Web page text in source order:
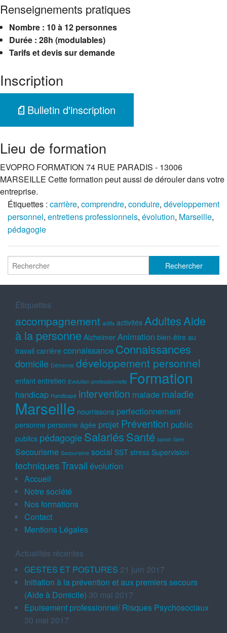
Renseignements pratiques
Nombre : 10 à 12 personnes
Durée : 28h (modulables)
Tarifs et devis sur demande
Inscription
Bulletin d'inscription
Lieu de formation
EVOPRO FORMATION 74 RUE PARADIS - 13006
MARSEILLE Cette formation peut aussi de dérouler dans votre
entreprise.
Étiquettes : carrière, comprendre, conduire, développement
personnel, entretiens professionnels, évolution, Marseille,
pédagogie
Étiquettes
accompagnement actifs activités AdultesAide
à la personne Alzheimer Animation bien-être au
travail carrière connaissance Connaissances
domicile Démence développement personnel
enfant entretien Evolution professionnelle Formation
handicap Handicapé intervention malade maladie
Marseille nourrissons perfectionnement
personne personne âgée projet Prévention public
publics pédagogieSalariésSanté savoir-faire
Secourisme Secoursime social SST stress Supervision
techniquesTravail évolution
Accueil
Notre société
Nos formations
Contact
Mentions Légales
Actualités récentes
GESTES ET POSTURES 21 juin 2017
Initiation à la prévention et aux premiers secours
(Aide à Domicile) 30 mai 2017
Epuisement professionnel/ Risques Psychosociaux
30 mai 2017